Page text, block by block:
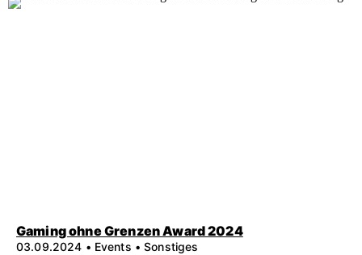
Gaming ohne Grenzen Award 2024
03.09.2024 • Events • Sonstiges